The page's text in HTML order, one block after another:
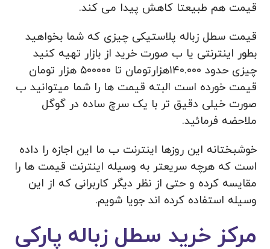
قیمت هم طبیعتا کاهش پیدا می کند.
قیمت سطل زباله پلاستیکی چیزی که شما بخواهید
بطور اینترنتی یا ب صورت خرید از بازار تهیه کنید
چیزی حدود ۱۴۰.۰۰۰هزارتومان تا ۵۰۰۰۰۰ هزار تومان
قیمت خورده است البته قیمت ها را شما میتوانید ب
صورت خیلی دقیق تر با یک سرچ ساده در گوگل
ملاحضه فرمائید.
خوشبختانه این روزها اینترنت ب ما این اجازه را داده
است که هرچه سریعتر به وسیله اینترنت قیمت ها را
مقایسه کرده و حتی از نظر دیگر کاربرانی که از این
وسیله استفاده کرده اند جویا شویم.
مرکز خرید سطل زباله پارکی